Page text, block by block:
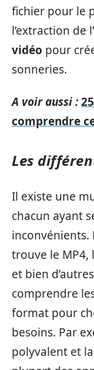
fichier pour le
l’extraction de l’
vidéo pour
sonneries.
A voir aussi :
comprendre
Les
Il existe une
chacun ayant
inconvénients.
trouve le MP4,
et bien
comprendre
format pour
besoins. Par
polyvalent et